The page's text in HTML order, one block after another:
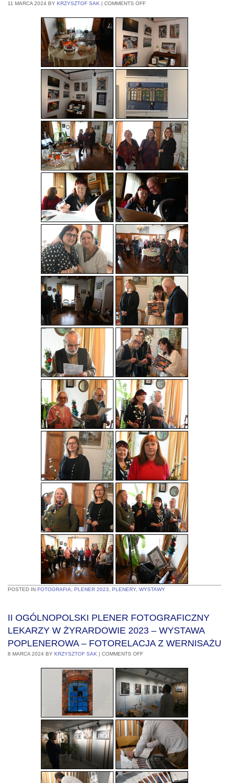
11 MARCA 2024 BY KRZYSZTOF SAK | COMMENTS OFF
POSTED IN FOTOGRAFIA, PLENER 2023, PLENERY, WYSTAWY
II OGÓLNOPOLSKI PLENER FOTOGRAFICZNY
LEKARZY W ŻYRARDOWIE 2023 – WYSTAWA
POPLENEROWA – FOTORELACJA Z WERNISAŻU
8 MARCA 2024 BY KRZYSZTOF SAK | COMMENTS OFF